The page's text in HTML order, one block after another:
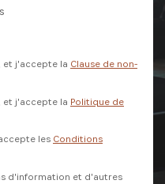
et j'accepte la Clause de non-
et j'accepte la Politique de
les Conditions
d'information et d'autres